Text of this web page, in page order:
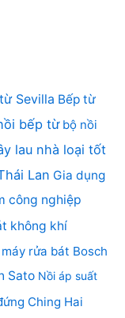
Sevilla Bếp từ
bếp từ bộ nồi
lau nhà loại tốt
Lan Gia dụng
công nghiệp
không khí
máy rửa bát Bosch
Sato Nồi áp suất
Ching Hai